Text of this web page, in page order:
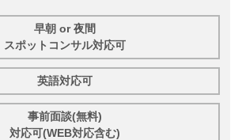
早朝 or 夜間
スポットコンサル対応可
英語対応可
事前面談(無料)
対応可(WEB対応含む)